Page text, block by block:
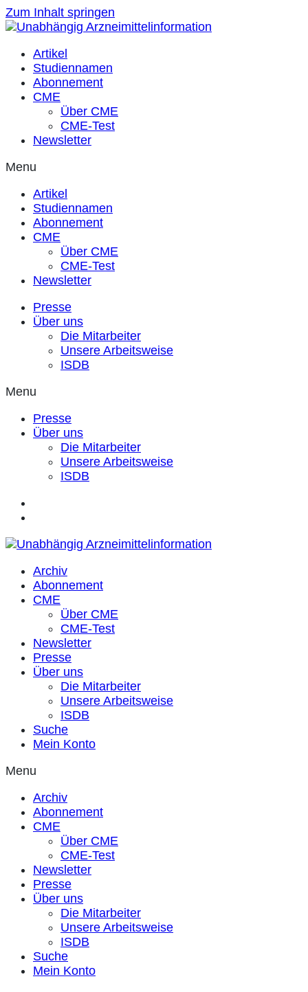
Zum Inhalt springen
Artikel
Studiennamen
Abonnement
CME
Über CME
CME-Test
Newsletter
Menu
Artikel
Studiennamen
Abonnement
CME
Über CME
CME-Test
Newsletter
Presse
Über uns
Die Mitarbeiter
Unsere Arbeitsweise
ISDB
Menu
Presse
Über uns
Die Mitarbeiter
Unsere Arbeitsweise
ISDB
Archiv
Abonnement
CME
Über CME
CME-Test
Newsletter
Presse
Über uns
Die Mitarbeiter
Unsere Arbeitsweise
ISDB
Suche
Mein Konto
Menu
Archiv
Abonnement
CME
Über CME
CME-Test
Newsletter
Presse
Über uns
Die Mitarbeiter
Unsere Arbeitsweise
ISDB
Suche
Mein Konto